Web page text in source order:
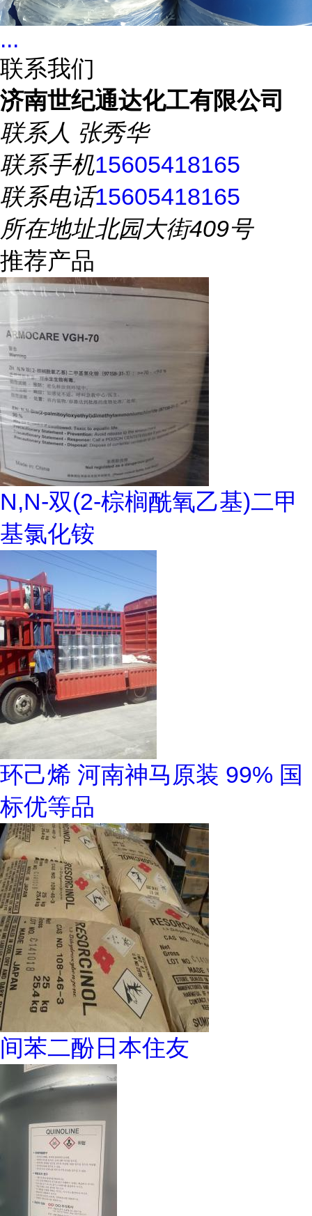
...
联系我们
济南世纪通达化工有限公司
联系人 张秀华
联系手机15605418165
联系电话15605418165
所在地址北园大街409号
推荐产品
N,N-双(2-棕榈酰氧乙基)二甲
基氯化铵
环己烯 河南神马原装 99% 国
标优等品
间苯二酚日本住友